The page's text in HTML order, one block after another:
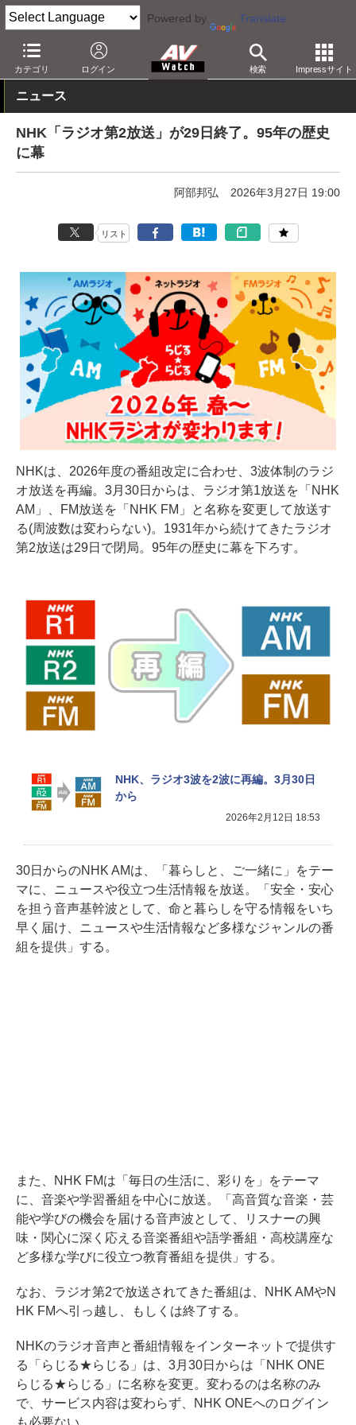
Powered by Translate
カテゴリ ログイン 検索 Impressサイト
AV Watch コンテンツ・サービス 放送 ラジオ
ニュース
NHK「ラジオ第2放送」が29日終了。95年の歴史
に幕
阿部邦弘 2026年3月27日 19:00
リスト
NHKは、2026年度の番組改定に合わせ、3波体制のラジ
オ放送を再編。3月30日からは、ラジオ第1放送を「NHK
AM」、FM放送を「NHK FM」と名称を変更して放送す
る(周波数は変わらない)。1931年から続けてきたラジオ
第2放送は29日で閉局。95年の歴史に幕を下ろす。
NHK、ラジオ3波を2波に再編。3月30日
から
2026年2月12日 18:53
30日からのNHK AMは、「暮らしと、ご一緒に」をテー
マに、ニュースや役立つ生活情報を放送。「安全・安心
を担う音声基幹波として、命と暮らしを守る情報をいち
早く届け、ニュースや生活情報など多様なジャンルの番
組を提供」する。
また、NHK FMは「毎日の生活に、彩りを」をテーマ
に、音楽や学習番組を中心に放送。「高音質な音楽・芸
能や学びの機会を届ける音声波として、リスナーの興
味・関心に深く応える音楽番組や語学番組・高校講座な
ど多様な学びに役立つ教育番組を提供」する。
なお、ラジオ第2で放送されてきた番組は、NHK AMやN
HK FMへ引っ越し、もしくは終了する。
NHKのラジオ音声と番組情報をインターネットで提供す
る「らじる★らじる」は、3月30日からは「NHK ONE
らじる★らじる」に名称を変更。変わるのは名称のみ
で、サービス内容は変わらず、NHK ONEへのログイン
も必要ない。